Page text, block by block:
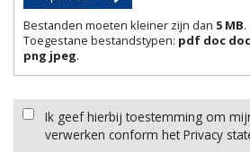
Bestanden moeten kleiner zijn dan 5 MB.
Toegestane bestandstypen: pdf doc
png jpeg.
Ik geef hierbij toestemming om
verwerken conform het Privacy